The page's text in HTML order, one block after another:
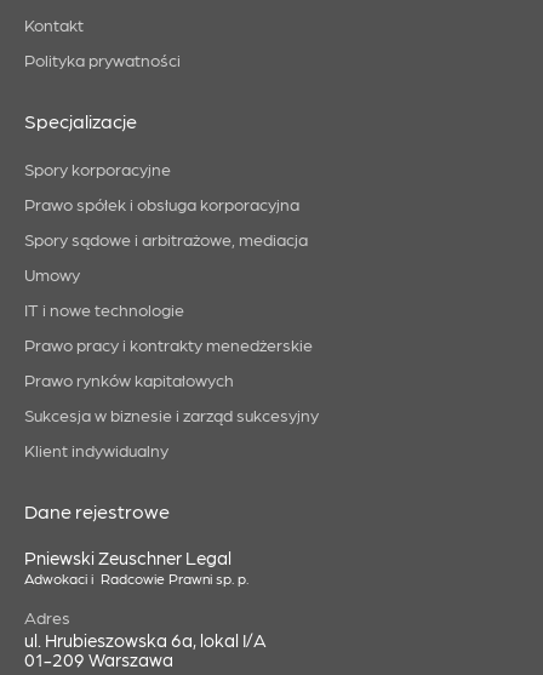
Kontakt
Polityka prywatności
Specjalizacje
Spory korporacyjne
Prawo spółek i obsługa korporacyjna
Spory sądowe i arbitrażowe, mediacja
Umowy
IT i nowe technologie
Prawo pracy i kontrakty menedżerskie
Prawo rynków kapitałowych
Sukcesja w biznesie i zarząd sukcesyjny
Klient indywidualny
Dane rejestrowe
Pniewski Zeuschner Legal
Adwokaci i Radcowie Prawni sp. p.
Adres
ul. Hrubieszowska 6a, lokal I/A
01-209 Warszawa